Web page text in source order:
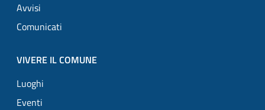
Avvisi
Comunicati
VIVERE IL COMUNE
Luoghi
Eventi